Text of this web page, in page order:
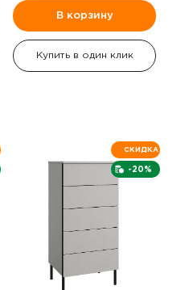
В корзину
Купить в один клик
-20%
СКИДКА